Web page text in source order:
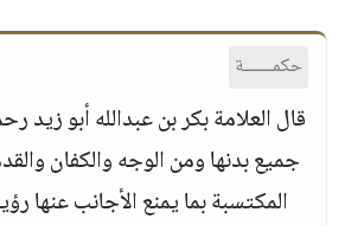
حكمــــــة
قال العلامة بكر بن عبدالله أبو زيد
جميع بدنها ومن الوجه والكفان
المكتسبة بما يمنع الأجانب عنها